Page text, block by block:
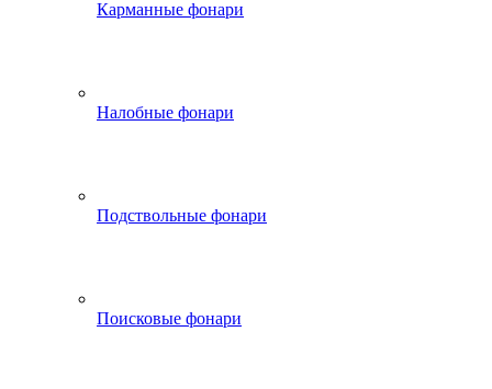
Карманные фонари
Налобные фонари
Подствольные фонари
Поисковые фонари